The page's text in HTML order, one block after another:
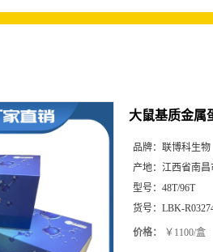
大鼠基质金属
品牌： 联博科生物
产地： 江西省南昌
型号： 48T/96T
货号： LBK-
价格： ￥1100/盒